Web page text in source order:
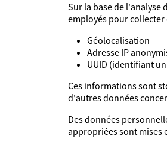
Sur la base de
employés pour
Géolocalisation
Adresse IP
UUID (identifiant
Ces informations sont
d'autres données
Des données
appropriées sont mises